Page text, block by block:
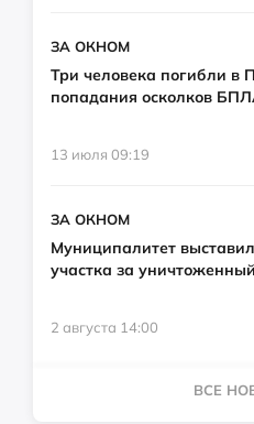
ЗА ОКНОМ
Три человека погибли в
попадания осколков
13 июля 09:19
ЗА ОКНОМ
Муниципалитет
участка за
2 августа 14:00
ВСЕ